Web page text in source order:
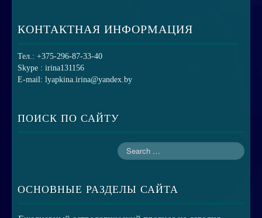
КОНТАКТНАЯ ИНФОРМАЦИЯ
Тел.: +375-296-87-33-40
Skype : irina131156
E-mail: lyapkina.irina@yandex.by
ПОИСК ПО САЙТУ
ОСНОВНЫЕ РАЗДЕЛЫ САЙТА